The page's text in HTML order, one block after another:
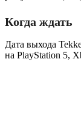
Когда ждать
Дата выхода
на PlayStation 5,